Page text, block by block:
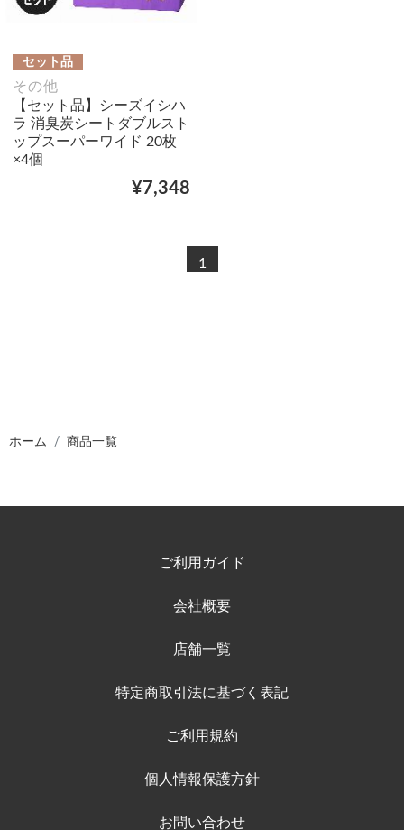
セット品
その他
【セット品】シーズイシハ
ラ 消臭炭シートダブルスト
ップスーパーワイド 20枚
×4個
¥7,348
1
ホーム 商品一覧
ご利用ガイド
会社概要
店舗一覧
特定商取引法に基づく表記
ご利用規約
個人情報保護方針
お問い合わせ